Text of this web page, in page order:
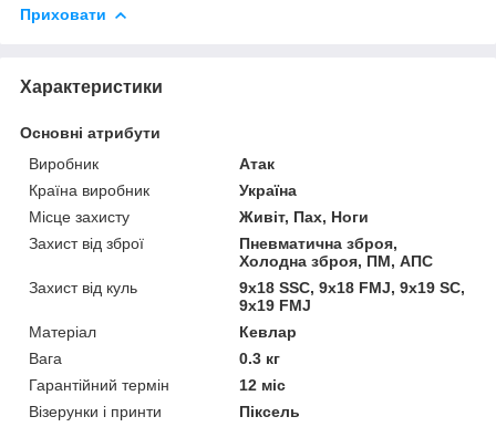
Приховати
Характеристики
Основні атрибути
Виробник
Атак
Країна виробник
Україна
Місце захисту
Живіт, Пах, Ноги
Захист від зброї
Пневматична зброя,
Холодна зброя, ПМ, АПС
Захист від куль
9х18 SSC, 9х18 FMJ, 9х19 SC,
9х19 FMJ
Матеріал
Кевлар
Вага
0.3 кг
Гарантійний термін
12 міс
Візерунки і принти
Піксель